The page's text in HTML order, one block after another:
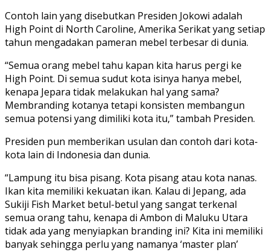
Contoh lain yang disebutkan Presiden Jokowi adalah
High Point di North Caroline, Amerika Serikat yang setiap
tahun mengadakan pameran mebel terbesar di dunia.
“Semua orang mebel tahu kapan kita harus pergi ke
High Point. Di semua sudut kota isinya hanya mebel,
kenapa Jepara tidak melakukan hal yang sama?
Membranding kotanya tetapi konsisten membangun
semua potensi yang dimiliki kota itu,” tambah Presiden.
Presiden pun memberikan usulan dan contoh dari kota-
kota lain di Indonesia dan dunia.
“Lampung itu bisa pisang. Kota pisang atau kota nanas.
Ikan kita memiliki kekuatan ikan. Kalau di Jepang, ada
Sukiji Fish Market betul-betul yang sangat terkenal
semua orang tahu, kenapa di Ambon di Maluku Utara
tidak ada yang menyiapkan branding ini? Kita ini memiliki
banyak sehingga perlu yang namanya ‘master plan’